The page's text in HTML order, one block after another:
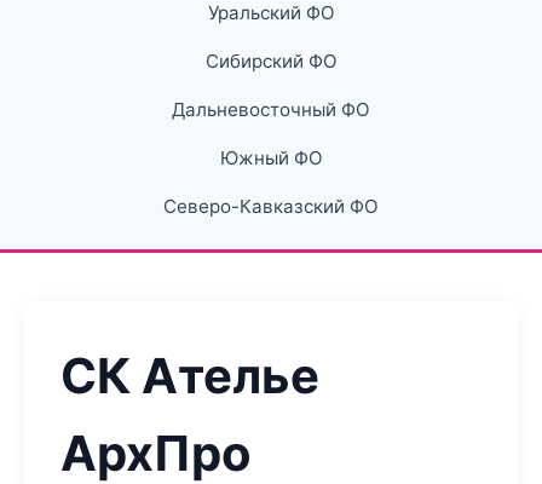
Уральский ФО
Сибирский ФО
Дальневосточный ФО
Южный ФО
Северо-Кавказский ФО
СК Ателье
АрхПро